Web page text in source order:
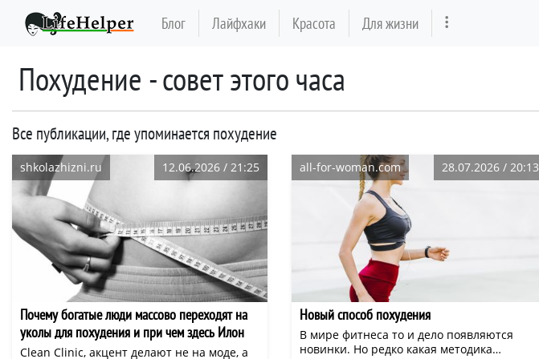
Блог Лайфхаки Красота Для жизни
похудение - совет этого часа
Все публикации, где упоминается похудение
shkolazhizni.ru 12.06.2026 / 21:25
Почему богатые люди массово переходят на
уколы для похудения и при чем здесь Илон
Маск?
Clean Clinic, акцент делают не на моде, а
all-for-woman.com 28.07.2026 / 20:13
Новый способ похудения
В мире фитнеса то и дело появляются
новинки. Но редко какая методика